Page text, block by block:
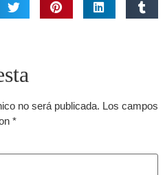
no será publicada. Los campos
*